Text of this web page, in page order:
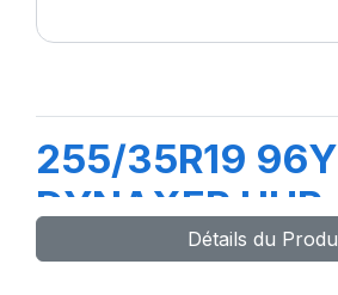
255/35R19
DYNAXER UHP
Détails du